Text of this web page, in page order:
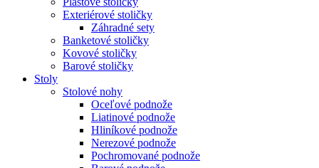
Exteriérové stoličky
Záhradné sety
Banketové stoličky
Kovové stoličky
Barové stoličky
Stoly
Stolové nohy
Oceľové podnože
Liatinové podnože
Hliníkové podnože
Nerezové podnože
Pochromované podnože